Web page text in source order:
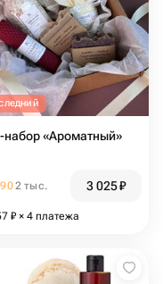
набор «Ароматный»
2 тыс. 3 025₽
₽ × 4 платежа